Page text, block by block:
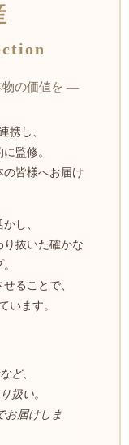
物の価値を ―
携し、
監修。
の皆様へお届け
し、
り抜いた確かな
ることで、
います。
ど、
扱い。
お届けしま